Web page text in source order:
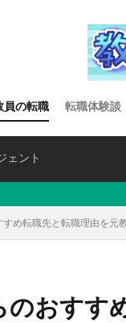
員の転職 転職体験談
ェント
すめ転職先と転職理由を元
のおすす